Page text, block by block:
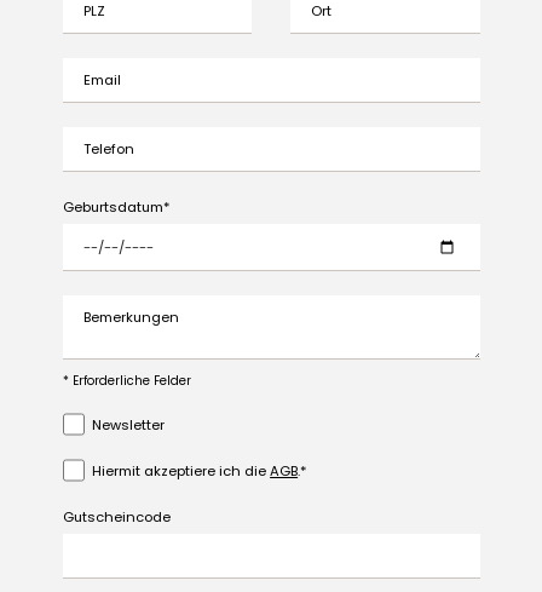
Geburtsdatum
* Erforderliche Felder
Newsletter
Hiermit akzeptiere ich dieAGB.
Gutscheincode